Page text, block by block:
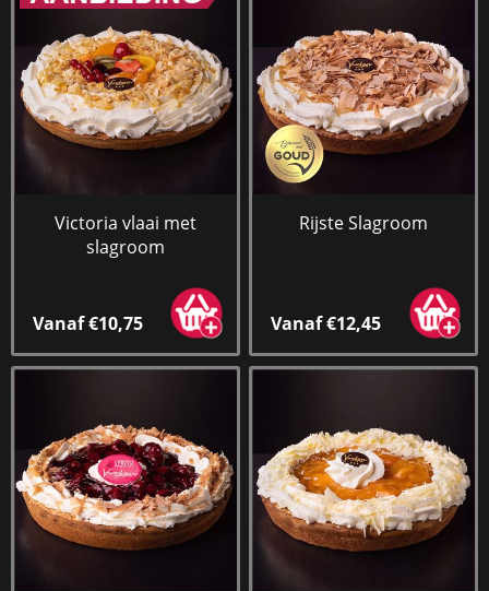
Victoria vlaai met
slagroom
Vanaf €10,75
Rijste Slagroom
Vanaf €12,45